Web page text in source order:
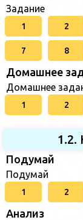
Задание
1 2
7 8
Домашнее
Домашнее
1 2
1.2.
Подумай
Подумай
1 2
Анализ